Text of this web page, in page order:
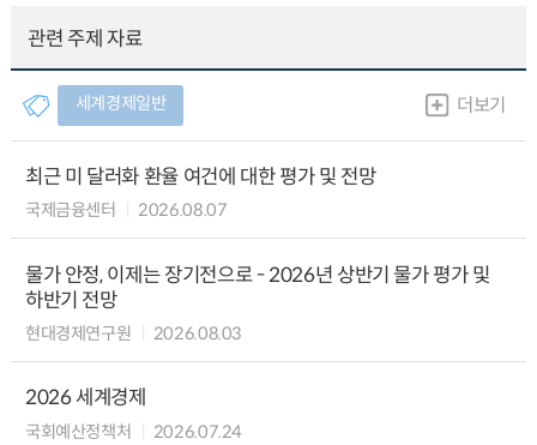
관련 주제 자료
세계경제일반 더보기
최근 미 달러화 환율 여건에 대한 평가 및 전망
국제금융센터 2026.08.07
물가 안정, 이제는 장기전으로 - 2026년 상반기 물가 평가 및
하반기 전망
현대경제연구원 2026.08.03
2026 세계경제
국회예산정책처 2026.07.24